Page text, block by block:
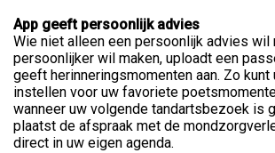
App geeft persoonlijk advies
Wie niet alleen een persoonlijk advies wil
persoonlijker wil maken, uploadt een
geeft herinneringsmomenten aan. Zo kunt
instellen voor uw favoriete
wanneer uw volgende tandartsbezoek is
plaatst de afspraak met de
direct in uw eigen agenda.